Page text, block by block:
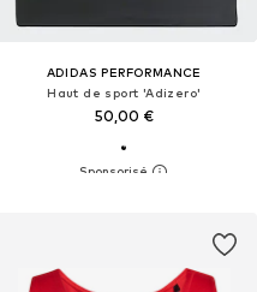
ADIDAS PERFORMANCE
Haut de sport 'Adizero'
50,00 €